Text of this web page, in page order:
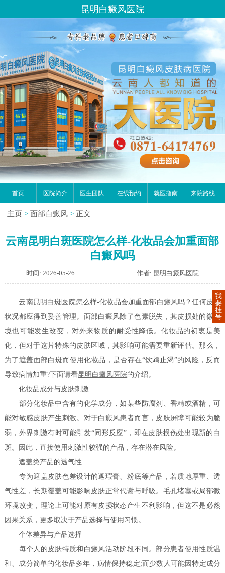
昆明白癜风医院
首页 医院简介 医生团队 在线预约 就医指南 来院路线
主页 > 面部白癜风 > 正文
云南昆明白斑医院怎么样-化妆品会加重面部
白癜风吗
时间: 2026-05-26 作者: 昆明白癜风医院
云南昆明白斑医院怎么样-化妆品会加重面部 白癜风吗？任何皮肤
状况都应得到妥善管理。面部白癜风除了色素脱失，其皮损处的微环
境也可能发生改变，对外来物质的耐受性降低。化妆品的初衷是美
化，但对于这片特殊的皮肤区域，其影响可能需要重新评估。那么，
为了遮盖面部白斑而使用化妆品，是否存在“饮鸩止渴”的风险，反而
导致病情加重?下面请看昆明白癜风医院的介绍。
化妆品成分与皮肤刺激
部分化妆品中含有的化学成分，如某些防腐剂、香精或酒精，可
能对敏感皮肤产生刺激。对于白癜风患者而言，皮肤屏障可能较为脆
弱，外界刺激有时可能引发“同形反应”，即在皮肤损伤处出现新的白
斑。因此，直接使用刺激性较强的产品，存在潜在风险。
遮盖类产品的透气性
专为遮盖皮肤色差设计的遮瑕膏、粉底等产品，若质地厚重、透
气性差，长期覆盖可能影响皮肤正常代谢与呼吸。毛孔堵塞或局部微
环境改变，理论上可能对原有皮损状态产生不利影响，但这不是必然
因果关系，更多取决于产品选择与使用习惯。
个体差异与产品选择
每个人的皮肤特质和白癜风活动阶段不同。部分患者使用性质温
和、成分简单的化妆品多年，病情保持稳定;而少数人可能因特定成分
我
要
挂
号